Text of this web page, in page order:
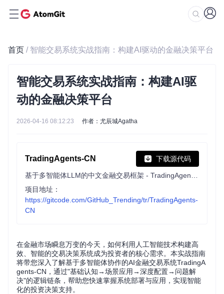
首页 / 智能交易系统实战指南：构建AI驱动的金融决策平台
智能交易系统实战指南：构建AI驱
动的金融决策平台
2026-04-16 08:12:23 作者：尤辰城Agatha
TradingAgents-CN 下载源代码
项目地址：
https://gitcode.com/GitHub_Trending/tr/TradingAgents-
CN
在金融市场瞬息万变的今天，如何利用人工智能技术构建高
效、智能的交易决策系统成为投资者的核心需求。本实战指南
将带您深入了解基于多智能体协作的AI金融交易系统TradingA
gents-CN，通过"基础认知→场景应用→深度配置→问题解
决"的逻辑链条，帮助您快速掌握系统部署与应用，实现智能
化的投资决策支持。